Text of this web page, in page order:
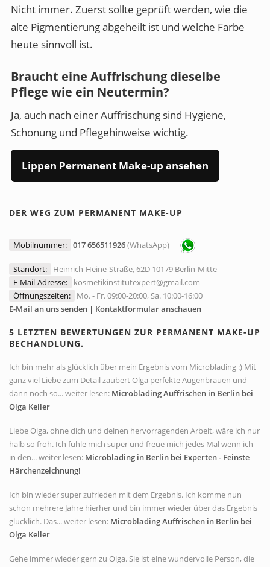
Nicht immer. Zuerst sollte geprüft werden, wie die
alte Pigmentierung abgeheilt ist und welche Farbe
heute sinnvoll ist.
Braucht eine Auffrischung dieselbe
Pflege wie ein Neutermin?
Ja, auch nach einer Auffrischung sind Hygiene,
Schonung und Pflegehinweise wichtig.
Lippen Permanent Make-up ansehen
DER WEG ZUM PERMANENT MAKE-UP
Mobilnummer: 017 656511926(WhatsApp)
Standort:
Heinrich-Heine-Straße, 62D 10179 Berlin-Mitte
E-Mail-Adresse:
kosmetikinstitutexpert@gmail.com
Öffnungszeiten:
Mo. - Fr. 09:00-20:00, Sa. 10:00-16:00
E-Mail an uns senden | Kontaktformular anschauen
5 LETZTEN BEWERTUNGEN ZUR PERMANENT MAKE-UP
BECHANDLUNG.
Ich bin mehr als glücklich über mein Ergebnis vom Microblading :) Mit
ganz viel Liebe zum Detail zaubert Olga perfekte Augenbrauen und
dann noch so... weiter lesen: Microblading Auffrischen in Berlin bei
Olga Keller
Liebe Olga, ohne dich und deinen hervorragenden Arbeit, wäre ich nur
halb so froh. Ich fühle mich super und freue mich jedes Mal wenn ich
in den... weiter lesen: Microblading in Berlin bei Experten - Feinste
Härchenzeichnung!
Ich bin wieder super zufrieden mit dem Ergebnis. Ich komme nun
schon mehrere Jahre hierher und bin immer wieder über das Ergebnis
glücklich. Das... weiter lesen: Microblading Auffrischen in Berlin bei
Olga Keller
Gehe immer wieder gern zu Olga. Sie ist eine wundervolle Person, die